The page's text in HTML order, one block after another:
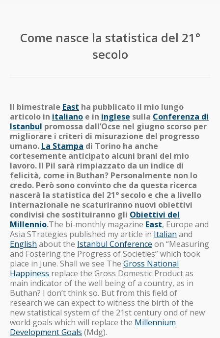
Come nasce la statistica del 21°
secolo
Il bimestrale East ha pubblicato il mio lungo
articolo in italiano e in inglese sulla Conferenza di
Istanbul promossa dall’Ocse nel giugno scorso per
migliorare i criteri di misurazione del progresso
umano. La Stampa di Torino ha anche
cortesemente anticipato alcuni brani del mio
lavoro. Il Pil sarà rimpiazzato da un indice di
felicità, come in Buthan? Personalmente non lo
credo. Però sono convinto che da questa ricerca
nascerà la statistica del 21° secolo e che a livello
internazionale ne scaturiranno nuovi obiettivi
condivisi che sostituiranno gli Obiettivi del
Millennio.The bi-monthly magazine East, Europe and
Asia STrategies published my article in Italian and
English about the Istanbul Conference on “Measuring
and Fostering the Progress of Societies” which took
place in June. Shall we see The Gross National
Happiness replace the Gross Domestic Product as
main indicator of the well being of a country, as in
Buthan? I don’t think so. But from this field of
research we can expect to witness the birth of the
new statistical system of the 21st century ond of new
world goals which will replace the Millennium
Development Goals (Mdg).